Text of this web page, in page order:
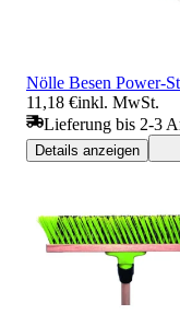
Nölle Besen Power-
11,18 €inkl. MwSt.
Lieferung bis 2-3
Details anzeigen